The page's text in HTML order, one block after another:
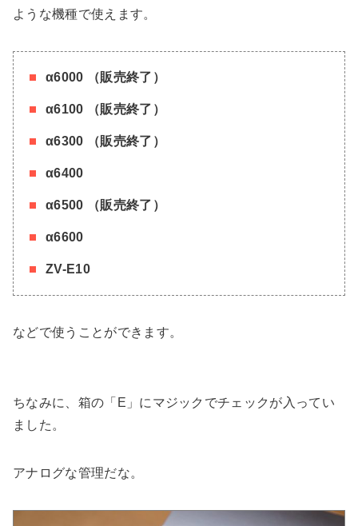
ような機種で使えます。
α6000 （販売終了）
α6100 （販売終了）
α6300 （販売終了）
α6400
α6500 （販売終了）
α6600
ZV-E10
などで使うことができます。
ちなみに、箱の「E」にマジックでチェックが入ってい
ました。
アナログな管理だな。